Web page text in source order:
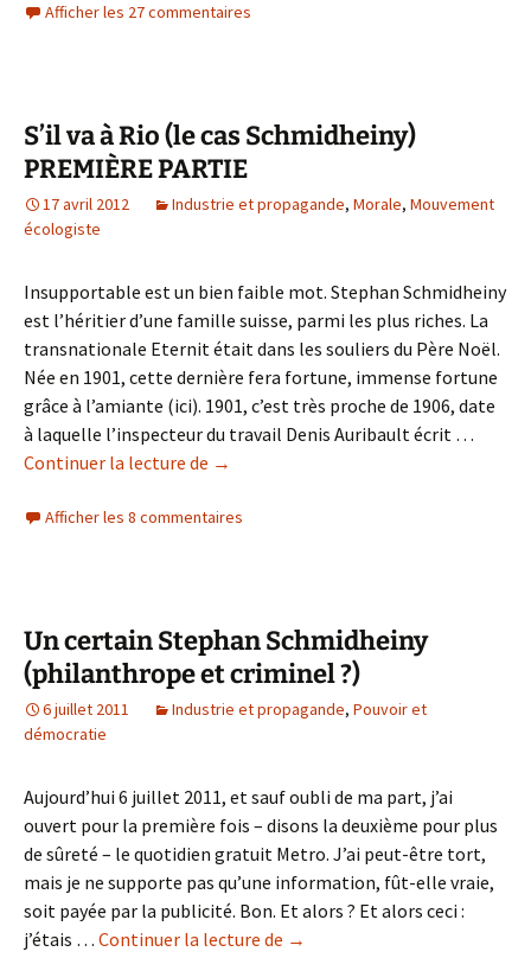
à
Schmidheiny)
DEUXIÈME
PARTIE
Afficher les 27 commentaires
S’il va à Rio (le cas Schmidheiny)
PREMIÈRE PARTIE
17 avril 2012 Industrie et propagande, Morale, Mouvement
écologiste
Insupportable est un bien faible mot. Stephan Schmidheiny
est l’héritier d’une famille suisse, parmi les plus riches. La
transnationale Eternit était dans les souliers du Père Noël.
Née en 1901, cette dernière fera fortune, immense fortune
grâce à l’amiante (ici). 1901, c’est très proche de 1906, date
à laquelle l’inspecteur du travail Denis Auribault écrit …
Continuer la lecture de S’il
à
Schmidheiny)
PREMIÈRE
PARTIE
→
Afficher les 8 commentaires
Un certain Stephan Schmidheiny
(philanthrope et criminel ?)
6 juillet 2011 Industrie et propagande, Pouvoir et
démocratie
Aujourd’hui 6 juillet 2011, et sauf oubli de ma part, j’ai
ouvert pour la première fois – disons la deuxième pour plus
de sûreté – le quotidien gratuit Metro. J’ai peut-être tort,
mais je ne supporte pas qu’une information, fût-elle vraie,
soit payée par la publicité. Bon. Et alors ? Et alors ceci :
j’étais … Continuer la lecture de Un
→